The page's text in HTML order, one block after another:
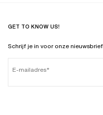
GET TO KNOW US!
Schrijf je in voor onze
E-mailadres